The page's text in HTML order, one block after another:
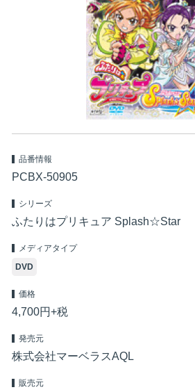
品番情報
PCBX-50905
シリーズ
ふたりはプリキュア Splash☆Star
メディアタイプ
DVD
価格
4,700円+税
発売元
株式会社マーベラスAQL
販売元